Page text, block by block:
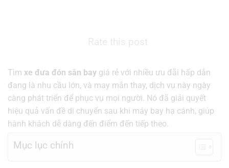
Tìm xe đưa đón sân bay giá rẻ với nhiều ưu đãi hấp dẫn
đang là nhu cầu lớn, và may mắn thay, dịch vụ này ngày
càng phát triển để phục vụ mọi người. Nó đã giải quyết
hiệu quả vấn đề di chuyển sau khi máy bay hạ cánh, giúp
hành khách dễ dàng đến điểm đến tiếp theo.
Mục lục chính